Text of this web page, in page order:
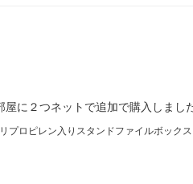
屋に２つネットで追加で購入しま
プロピレン入りスタンドファイルボック